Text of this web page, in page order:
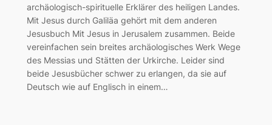
archäologisch-spirituelle Erklärer des heiligen Landes.
Mit Jesus durch Galiläa gehört mit dem anderen
Jesusbuch Mit Jesus in Jerusalem zusammen. Beide
vereinfachen sein breites archäologisches Werk Wege
des Messias und Stätten der Urkirche. Leider sind
beide Jesusbücher schwer zu erlangen, da sie auf
Deutsch wie auf Englisch in einem…